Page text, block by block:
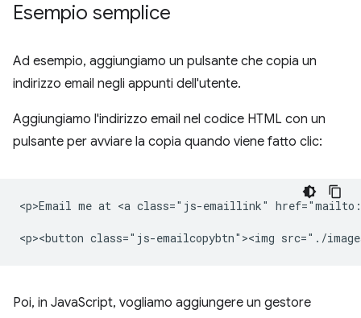
Esempio semplice
Ad esempio, aggiungiamo un pulsante che copia un
indirizzo email negli appunti dell'utente.
Aggiungiamo l'indirizzo email nel codice HTML con un
pulsante per avviare la copia quando viene fatto clic:
<p>Email me at <a class="js-emaillink"
Poi, in JavaScript, vogliamo aggiungere un gestore